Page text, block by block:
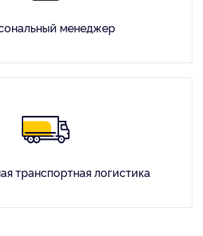
менеджер
транспортная логистика